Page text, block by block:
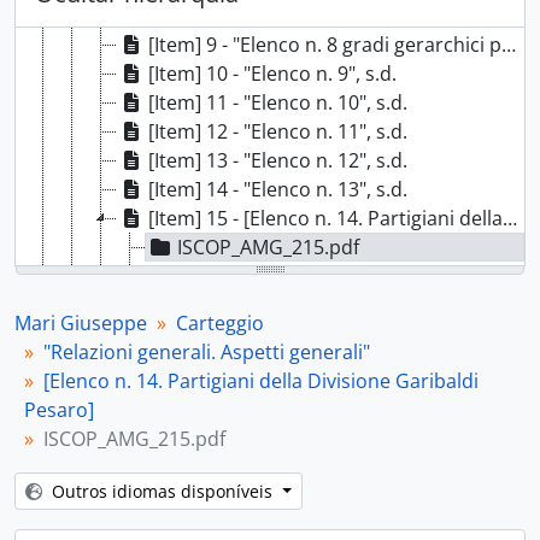
[Item] 8 - "Elenco n. 7", s.d.
[Item] 9 - "Elenco n. 8 gradi gerarchici partigiani - riconoscimento - (Divisione Mario Gr[uppo] Divis[ioni] Spartaco)", s.d.
[Item] 10 - "Elenco n. 9", s.d.
[Item] 11 - "Elenco n. 10", s.d.
[Item] 12 - "Elenco n. 11", s.d.
[Item] 13 - "Elenco n. 12", s.d.
[Item] 14 - "Elenco n. 13", s.d.
[Item] 15 - [Elenco n. 14. Partigiani della Divisione Garibaldi Pesaro], s.d.
ISCOP_AMG_215.pdf
ISCOP_AMG_216.pdf
[Documento] b.5-fasc.8 - Salvacondotti alleati per Mari, 1944-1945
[Documento] b.5-fasc.9 - [GAP Pesaro], 1944-1945
[Documento] b.6-fasc.10 - [Relazioni varie], 1944-1947
[Documento] b.6-fasc.12 - [Resistenza Pesaro. Varie], 1944-1965
[Documento] b.6-fasc.13 - [Brigate e Resistenza Pesaro], 1944-1969
[Documento] b.7-fasc.14 - Documenti [Brigata Garibaldi] Bruno Lugli, 1944-1974
Mari Giuseppe
Carteggio
"Relazioni generali. Aspetti generali"
[Elenco n. 14. Partigiani della Divisione Garibaldi
Pesaro]
ISCOP_AMG_215.pdf
Outros idiomas disponíveis